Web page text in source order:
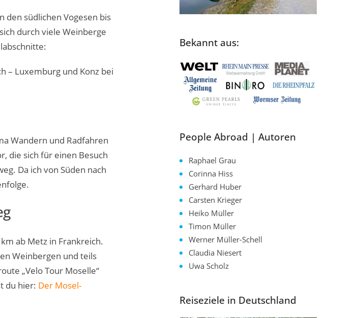
den südlichen Vogesen bis
durch viele Weinberge
– Luxemburg und Konz bei
Wandern und Radfahren
die sich für einen Besuch
Da ich von Süden nach
ab Metz in Frankreich.
Weinbergen und teils
„Velo Tour Moselle“
du hier: Der Mosel-
Bekannt aus:
People Abroad | Autoren
Raphael Grau
Corinna Hiss
Gerhard Huber
Carsten Krieger
Heiko Müller
Timon Müller
Werner Müller-Schell
Claudia Niesert
Uwa Scholz
Reiseziele in Deutschland